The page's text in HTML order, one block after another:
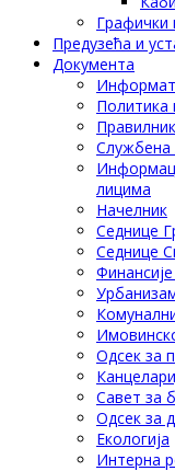
Графички
Предузећа и
Документа
Политика
Службена
лицима
Начелник
Седнице
Седнице
Одсек за
Савет за
Одсек за
Eкологија
Интерна